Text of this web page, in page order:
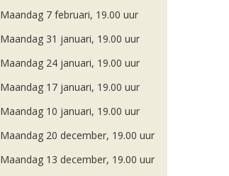
Maandag 7 februari, 19.00 uur
Maandag 31 januari, 19.00 uur
Maandag 24 januari, 19.00 uur
Maandag 17 januari, 19.00 uur
Maandag 10 januari, 19.00 uur
Maandag 20 december, 19.00 uur
Maandag 13 december, 19.00 uur